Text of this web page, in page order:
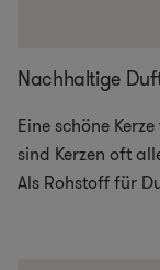
Nachhaltige
Eine schöne
sind Kerzen oft
Als Rohstoff für